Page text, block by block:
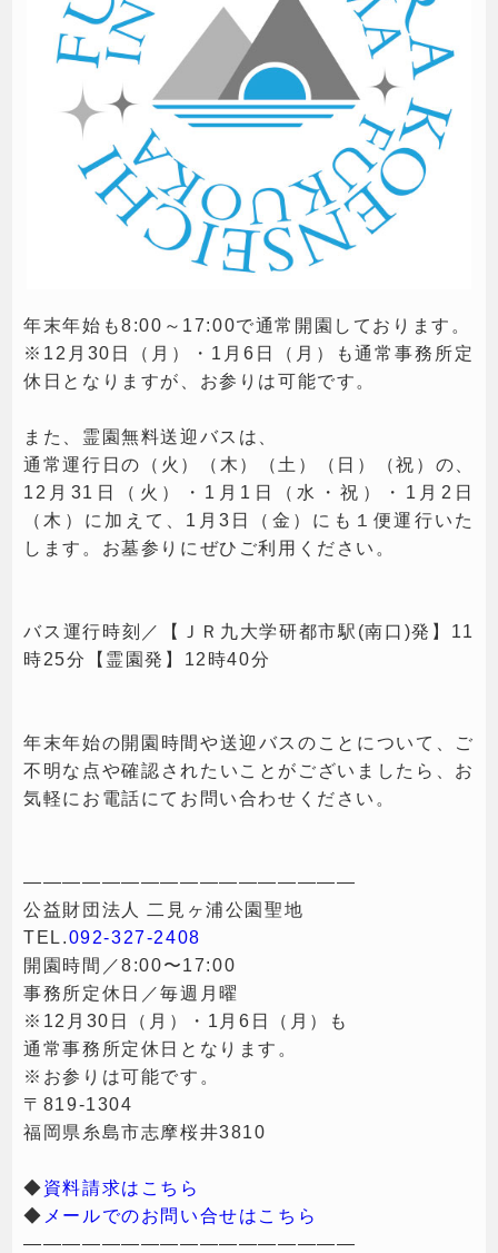
年末年始も8:00～17:00で通常開園しております。
※12月30日（月）・1月6日（月）も通常事務所定
休日となりますが、お参りは可能です。
また、霊園無料送迎バスは、
通常運行日の（火）（木）（土）（日）（祝）の、
12月31日（火）・1月1日（水・祝）・1月2日
（木）に加えて、1月3日（金）にも１便運行いた
します。お墓参りにぜひご利用ください。
バス運行時刻／【ＪＲ九大学研都市駅(南口)発】11
時25分【霊園発】12時40分
年末年始の開園時間や送迎バスのことについて、ご
不明な点や確認されたいことがございましたら、お
気軽にお電話にてお問い合わせください。
—————————————————
公益財団法人 二見ヶ浦公園聖地
TEL.092-327-2408
開園時間／8:00〜17:00
事務所定休日／毎週月曜
※12月30日（月）・1月6日（月）も
通常事務所定休日となります。
※お参りは可能です。
〒819-1304
福岡県糸島市志摩桜井3810
◆資料請求はこちら
◆ メールでのお問い合せはこちら
—————————————————